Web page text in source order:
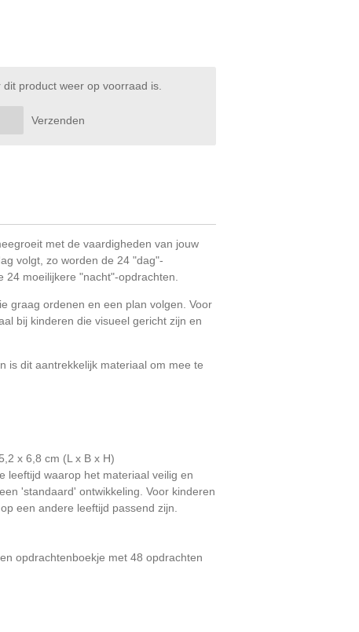
product weer op voorraad is.
Verzenden
met de vaardigheden van jouw
volgt, zo worden de 24 "dag"-
moeilijkere "nacht"-opdrachten.
graag ordenen en een plan volgen. Voor
bij kinderen die visueel gericht zijn en
is dit aantrekkelijk materiaal om mee te
x 6,8 cm (L x B x H)
leeftijd waarop het materiaal veilig en
'standaard' ontwikkeling. Voor kinderen
een andere leeftijd passend zijn.
opdrachtenboekje met 48 opdrachten